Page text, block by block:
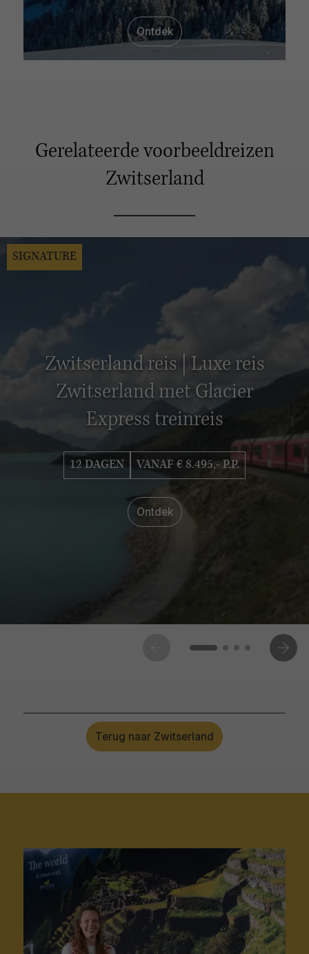
Ontdek
Gerelateerde voorbeeldreizen
Zwitserland
Zwitserland reis | Luxe reis
Zwitserland met Glacier
Express treinreis
12 DAGEN VANAF € 8.495,- P.P.
Ontdek
SIGNATURE
Terug naar Zwitserland